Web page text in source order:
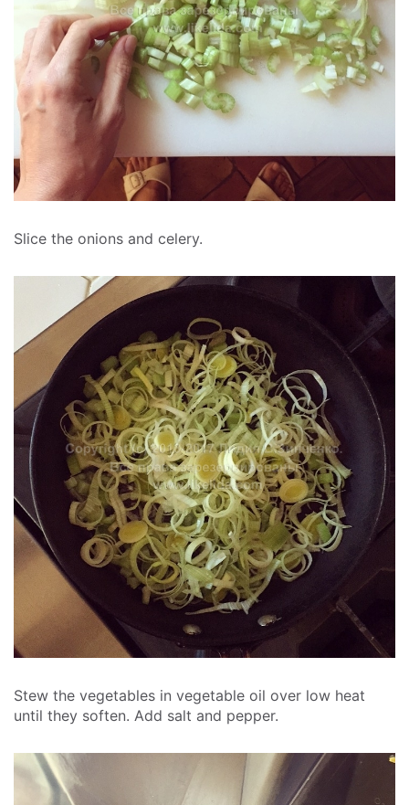
Slice the onions and celery.
Stew the vegetables in vegetable oil over low heat
until they soften. Add salt and pepper.